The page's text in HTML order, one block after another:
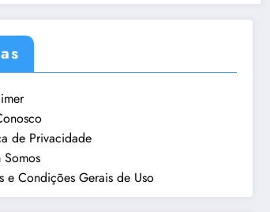
de Privacidade
e Condições Gerais de Uso